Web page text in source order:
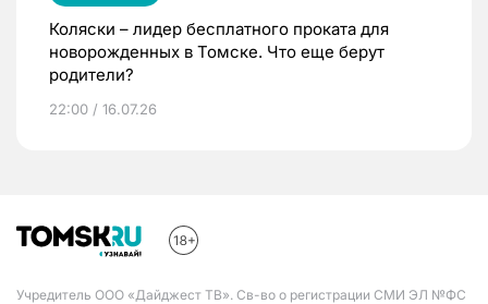
Коляски – лидер бесплатного проката для
новорожденных в Томске. Что еще берут
родители?
22:00 / 16.07.26
Учредитель ООО «Дайджест ТВ». Св-во о регистрации СМИ ЭЛ №ФС